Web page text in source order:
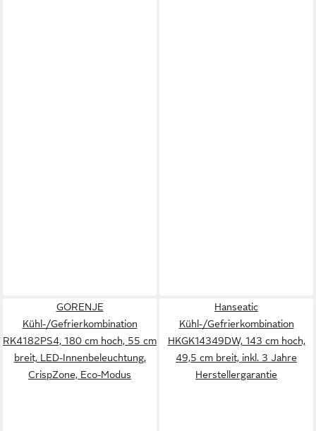
GORENJE
Kühl-/Gefrierkombination
RK4182PS4, 180 cm hoch, 55 cm
breit, LED-Innenbeleuchtung,
CrispZone, Eco-Modus
Hanseatic
Kühl-/Gefrierkombination
HKGK14349DW, 143 cm hoch,
49,5 cm breit, inkl. 3 Jahre
Herstellergarantie